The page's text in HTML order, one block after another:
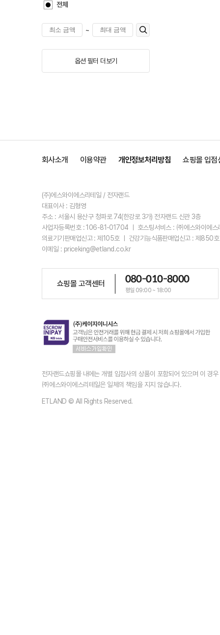
전체
~
옵션 필터 더보기
회사소개 이용약관 개인정보처리방침 쇼핑몰 입점
(주)에스와이에스리테일 / 전자랜드
대표이사 : 김형영
주소 : 서울시 용산구 청파로 74(한강로 3가) 전자랜드 신관 3층
사업자등록번호 : 106-81-01704 ㅣ 호스팅서비스 : ㈜에스와이에
의료기기판매업신고 : 제105호 ㅣ 건강기능식품판매업신고 : 제850
이메일 : priceking@etland.co.kr
쇼핑몰 고객센터 080-010-8000
평일 09:00 ~ 18:00
전자랜드쇼핑몰 내에는 개별 입점사의 상품이 포함되어 있으며 이 경
㈜에스와이에스리테일은 일체의 책임을 지지 않습니다.
ETLAND © All Rights Reserved.